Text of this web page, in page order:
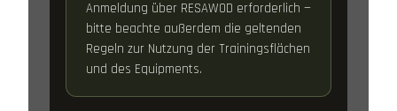
Anmeldung über RESAWOD erforderlich —
bitte beachte außerdem die geltenden
Regeln zur Nutzung der Trainingsflächen
und des Equipments.